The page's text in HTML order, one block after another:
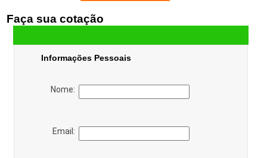
Faça sua cotação
Informações Pessoais
Nome:
Email: